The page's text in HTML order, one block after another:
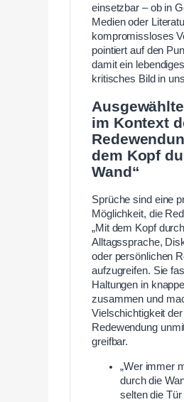
einsetzbar – ob in
Medien oder
kompromissloses
pointiert auf den
damit ein
kritisches Bild in
im Kontext
dem Kopf
Wand“
Sprüche sind eine
Möglichkeit, die
„Mit dem Kopf
Alltagssprache,
oder persönlichen
aufzugreifen. Sie
Haltungen in
zusammen und
Vielschichtigkeit der
Redewendung
greifbar.
„Wer immer
durch die
selten die Tür